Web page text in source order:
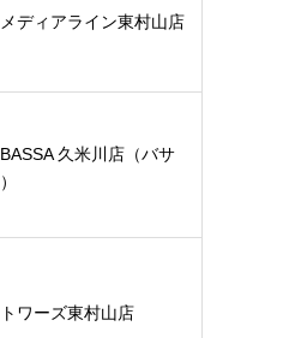
メディアライン東村山店
BASSA 久米川店（バサ
）
トワーズ東村山店